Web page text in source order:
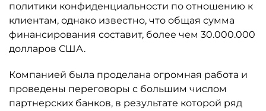
политики конфиденциальности по отношению к
клиентам, однако известно, что общая сумма
финансирования составит, более чем 30.000.000
долларов США.
Компанией была проделана огромная работа и
проведены переговоры с большим числом
партнерских банков, в результате которой ряд